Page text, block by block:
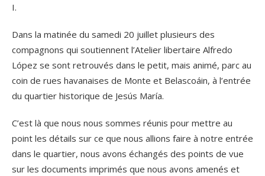
I.
Dans la matinée du samedi 20 juillet plusieurs des
compagnons qui soutiennent l’Atelier libertaire Alfredo
López se sont retrouvés dans le petit, mais animé, parc au
coin de rues havanaises de Monte et Belascoáin, à l’entrée
du quartier historique de Jesús María.
C’est là que nous nous sommes réunis pour mettre au
point les détails sur ce que nous allions faire à notre entrée
dans le quartier, nous avons échangés des points de vue
sur les documents imprimés que nous avons amenés et